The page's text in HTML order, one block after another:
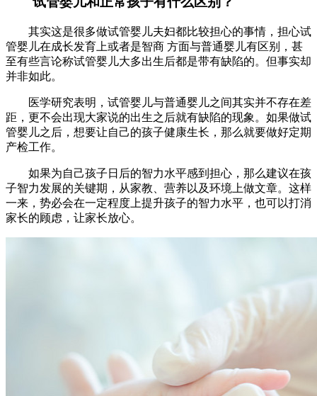
其实这是很多做试管婴儿夫妇都比较担心的事情，担心试
管婴儿在成长发育上或者是智商 方面与普通婴儿有区别，甚
至有些言论称试管婴儿大多出生后都是带有缺陷的。但事实却
并非如此。
医学研究表明，试管婴儿与普通婴儿之间其实并不存在差
距，更不会出现大家说的出生之后就有缺陷的现象。如果做试
管婴儿之后，想要让自己的孩子健康生长，那么就要做好定期
产检工作。
如果为自己孩子日后的智力水平感到担心，那么建议在孩
子智力发展的关键期，从家教、营养以及环境上做文章。这样
一来，势必会在一定程度上提升孩子的智力水平，也可以打消
家长的顾虑，让家长放心。